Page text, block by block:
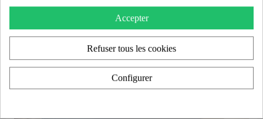
Accepter
Refuser tous les cookies
Configurer